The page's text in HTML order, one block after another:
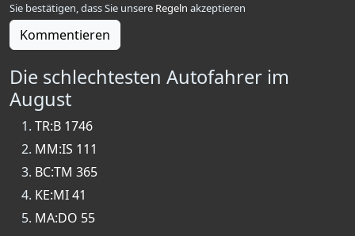
Sie bestätigen, dass Sie unsere Regeln akzeptieren
Kommentieren
Die schlechtesten Autofahrer im
August
TR:B 1746
MM:IS 111
BC:TM 365
KE:MI 41
MA:DO 55